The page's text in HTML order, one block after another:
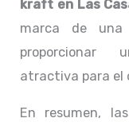
kraft en Las
marca de
proporcionar
atractiva para el
En resumen,